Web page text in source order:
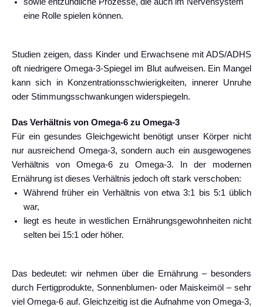
eine Rolle spielen können.
Studien zeigen, dass Kinder und Erwachsene mit ADS/ADHS
oft niedrigere Omega-3-Spiegel im Blut aufweisen. Ein Mangel
kann sich in Konzentrationsschwierigkeiten, innerer Unruhe
oder Stimmungsschwankungen widerspiegeln.
Das Verhältnis von Omega-6 zu Omega-3
Für ein gesundes Gleichgewicht benötigt unser Körper nicht
nur ausreichend Omega-3, sondern auch ein ausgewogenes
Verhältnis von Omega-6 zu Omega-3. In der modernen
Ernährung ist dieses Verhältnis jedoch oft stark verschoben:
Während früher ein Verhältnis von etwa 3:1 bis 5:1 üblich
war,
liegt es heute in westlichen Ernährungsgewohnheiten nicht
selten bei 15:1 oder höher.
Das bedeutet: wir nehmen über die Ernährung – besonders
durch Fertigprodukte, Sonnenblumen- oder Maiskeimöl – sehr
viel Omega-6 auf. Gleichzeitig ist die Aufnahme von Omega-3,